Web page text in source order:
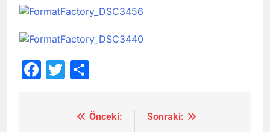
Facebook
Twitter
Önceki:
Sonraki: